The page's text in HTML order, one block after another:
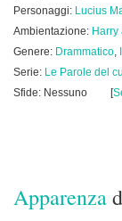
Personaggi: Lucius
Ambientazione:
Genere: Drammatico,
Serie: Le Parole del
Sfide: Nessuno
[
Apparenza